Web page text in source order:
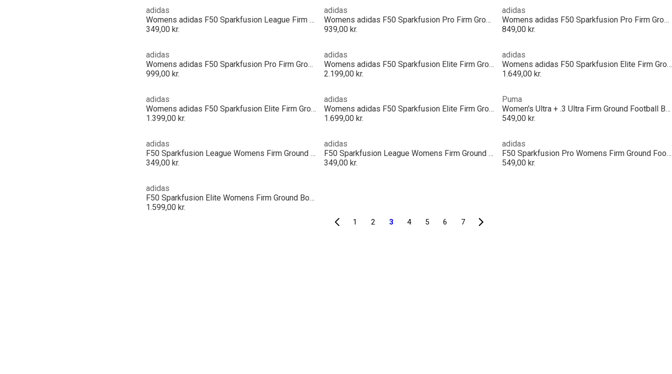
adidas
Womens adidas F50 Sparkfusion League Firm Ground Football Boots
349,00 kr.
adidas
Womens adidas F50 Sparkfusion Pro Firm Ground Football Boots
939,00 kr.
adidas
Womens adidas F50 Sparkfusion Pro Firm Ground Football Boots
849,00 kr.
adidas
Womens adidas F50 Sparkfusion Pro Firm Ground Football Boots
999,00 kr.
adidas
Womens adidas F50 Sparkfusion Elite Firm Ground Football Boots
2.199,00 kr.
adidas
Womens adidas F50 Sparkfusion Elite Firm Ground Football Boots
1.649,00 kr.
adidas
Womens adidas F50 Sparkfusion Elite Firm Ground Football Boots
1.399,00 kr.
adidas
Womens adidas F50 Sparkfusion Elite Firm Ground Football Boots
1.699,00 kr.
Puma
Women's Ultra + .3 Ultra Firm Ground Football Boots
549,00 kr.
adidas
F50 Sparkfusion League Womens Firm Ground Football Boots
349,00 kr.
adidas
F50 Sparkfusion League Womens Firm Ground Football Boots
349,00 kr.
adidas
F50 Sparkfusion Pro Womens Firm Ground Football Boots
549,00 kr.
adidas
F50 Sparkfusion Elite Womens Firm Ground Boots
1.599,00 kr.
1 2 3 4 5 6 7